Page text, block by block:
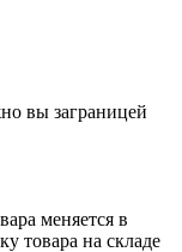
вы заграницей
меняется в
товара на складе